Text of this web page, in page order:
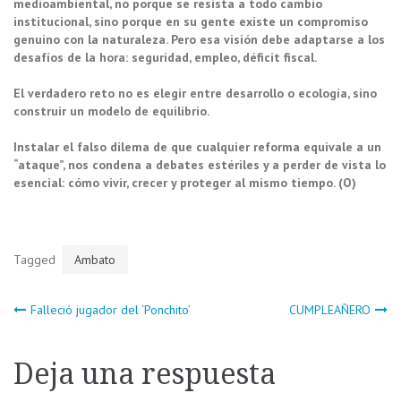
institucional, sino porque en su gente existe un compromiso
genuino con la naturaleza. Pero esa visión debe adaptarse a los
desafíos de la hora: seguridad, empleo, déficit fiscal.
El verdadero reto no es elegir entre desarrollo o ecología, sino
construir un modelo de equilibrio.
Instalar el falso dilema de que cualquier reforma equivale a un
“ataque”, nos condena a debates estériles y a perder de vista lo
esencial: cómo vivir, crecer y proteger al mismo tiempo. (O)
Tagged Ambato
Navegación
de
Falleció jugador del ‘Ponchito’ CUMPLEAÑERO
Deja una respuesta